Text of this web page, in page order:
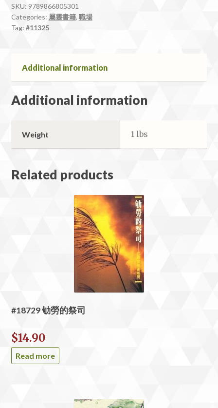
窗
quantity
SKU: 9789866805301
Categories: 屬靈書籍, 職場
Tag: #11325
Additional information
Additional information
Weight 1 lbs
Related products
#18729 劬勞的祭司
$14.90
Read more